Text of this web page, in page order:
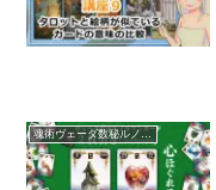
魂術ヴェーダ数秘ルノルマンカード